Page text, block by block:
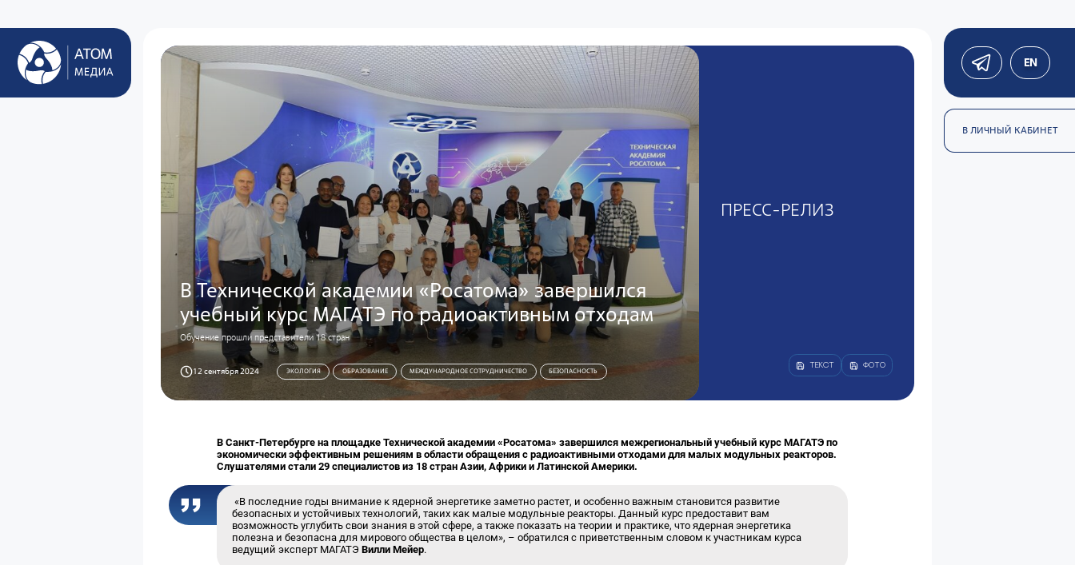
EN
В ЛИЧНЫЙ КАБИНЕТ
В Технической академии «Росатома» завершился
учебный курс МАГАТЭ по радиоактивным отходам
Обучение прошли представители 18 стран
12 сентября 2024 ЭКОЛОГИЯ ОБРАЗОВАНИЕ МЕЖДУНАРОДНОЕ СОТРУДНИЧЕСТВО БЕЗОПАСНОСТЬ
ПРЕСС-РЕЛИЗ
ТЕКСТ ФОТО
В Санкт-Петербурге на площадке Технической академии «Росатома» завершился межрегиональный учебный курс МАГАТЭ по
экономически эффективным решениям в области обращения с радиоактивными отходами для малых модульных реакторов.
Слушателями стали 29 специалистов из 18 стран Азии, Африки и Латинской Америки.
«В последние годы внимание к ядерной энергетике заметно растет, и особенно важным становится развитие
безопасных и устойчивых технологий, таких как малые модульные реакторы. Данный курс предоставит вам
возможность углубить свои знания в этой сфере, а также показать на теории и практике, что ядерная энергетика
полезна и безопасна для мирового общества в целом», – обратился с приветственным словом к участникам курса
ведущий эксперт МАГАТЭВилли Мейер.